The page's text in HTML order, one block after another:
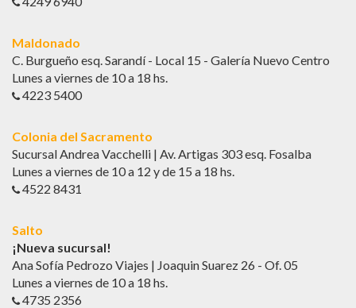
Maldonado
C. Burgueño esq. Sarandí - Local 15 - Galería Nuevo Centro
Lunes a viernes de 10 a 18 hs.
4223 5400
Colonia del Sacramento
Sucursal Andrea Vacchelli | Av. Artigas 303 esq. Fosalba
Lunes a viernes de 10 a 12 y de 15 a 18 hs.
4522 8431
Salto
¡Nueva sucursal!
Ana Sofía Pedrozo Viajes | Joaquin Suarez 26 - Of. 05
Lunes a viernes de 10 a 18 hs.
4735 2356